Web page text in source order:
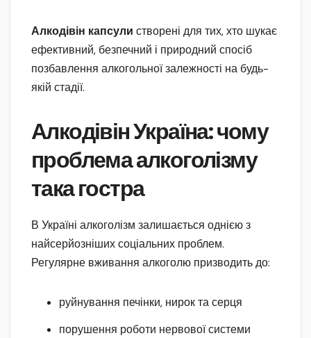
Алкодівін капсули створені для тих, хто шукає
ефективний, безпечний і природний спосіб
позбавлення алкогольної залежності на будь-
якій стадії.
Алкодівін Україна: чому
проблема алкоголізму
така гостра
В Україні алкоголізм залишається однією з
найсерйозніших соціальних проблем.
Регулярне вживання алкоголю призводить до:
руйнування печінки, нирок та серця
порушення роботи нервової системи